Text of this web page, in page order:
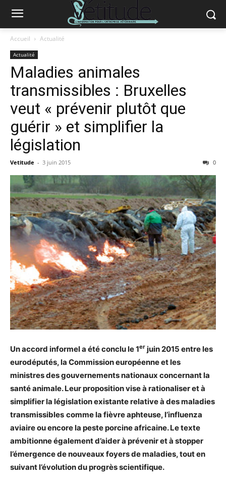
Accueil Actualité
Actualité
Maladies animales
transmissibles : Bruxelles
veut « prévenir plutôt que
guérir » et simplifier la
législation
Vetitude - 3 juin 2015 0
Un accord informel a été conclu le 1er juin 2015 entre les
eurodéputés, la Commission européenne et les
ministres des gouvernements nationaux concernant la
santé animale. Leur proposition vise à rationaliser et à
simplifier la législation existante relative à des maladies
transmissibles comme la fièvre aphteuse, l’influenza
aviaire ou encore la peste porcine africaine.Le texte
ambitionne également d’aider à prévenir et à stopper
l’émergence de nouveaux foyers de maladies, tout en
suivant l’évolution du progrès scientifique.